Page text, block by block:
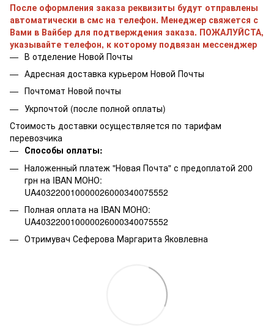
После оформления заказа реквизиты будут отправлены
автоматически в смс на телефон. Менеджер свяжется с
Вами в Вайбер для подтверждения заказа. ПОЖАЛУЙСТА,
указывайте телефон, к которому подвязан мессенджер
В отделение Новой Почты
Адресная доставка курьером Новой Почты
Почтомат Новой почты
Укрпочтой (после полной оплаты)
Стоимость доставки осуществляется по тарифам
перевозчика
Способы оплаты:
Наложенный платеж "Новая Почта" с предоплатой 200
грн на IBAN МОНО:
UA403220010000026000340075552
Полная оплата на IBAN МОНО:
UA403220010000026000340075552
Отримувач Сеферова Маргарита Яковлевна